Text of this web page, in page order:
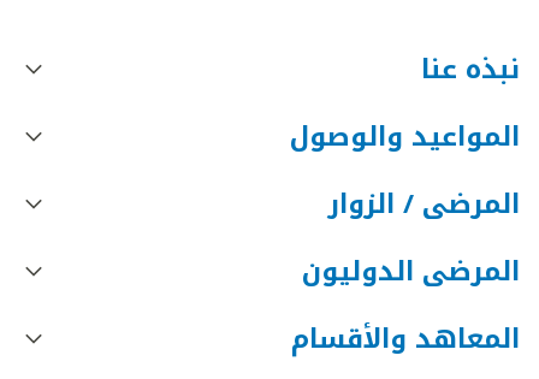
نبذه عنا
المواعيد والوصول
المرضى / الزوار
المرضى الدوليون
المعاهد والأقسام